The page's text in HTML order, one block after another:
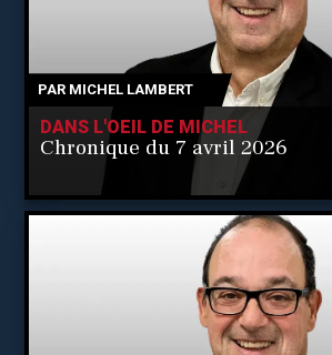
PAR MICHEL LAMBERT
DANS L'OEIL DE MICHEL
Chronique du 7 avril 2026